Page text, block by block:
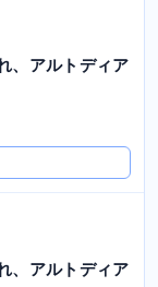
、アルトディア
、アルトディア